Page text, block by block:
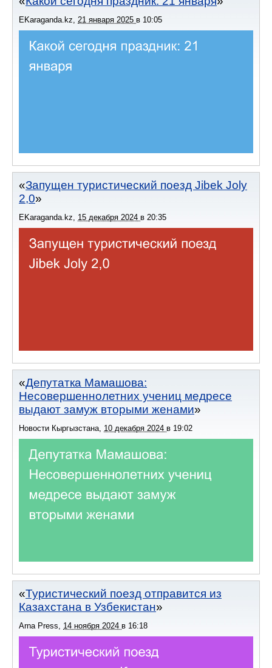
EKaraganda.kz, 21 января 2025 в 10:05
Запущен туристический поезд Jibek Joly
2,0
EKaraganda.kz, 15 декабря 2024 в 20:35
Депутатка Мамашова:
Несовершеннолетних учениц медресе
выдают замуж вторыми женами
Новости Кыргызстана 10 декабря 2024 в 19:02
Туристический поезд отправится из
Казахстана в Узбекистан
Arna Press 14 ноября 2024 в 16:18